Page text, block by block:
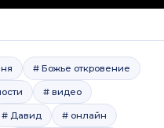
# Божье откровение
# видео
# Давид # онлайн